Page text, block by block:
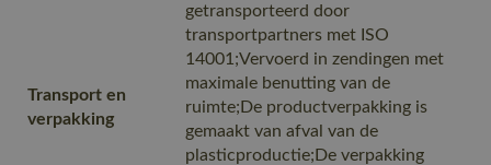
Transport en
verpakking
getransporteerd door
transportpartners met ISO
14001;Vervoerd in zendingen met
maximale benutting van de
ruimte;De productverpakking is
gemaakt van afval van de
plasticproductie;De verpakking